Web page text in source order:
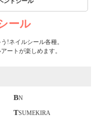
ール
!ネイルシール各種。
ートが楽しめます。
BN
TSUMEKIRA